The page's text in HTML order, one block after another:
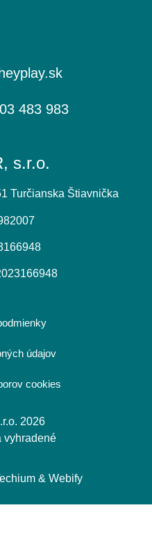
483 983
s.r.o.
Turčianska Štiavnička
údajov
cookies
2026
vyhradené
& Webify